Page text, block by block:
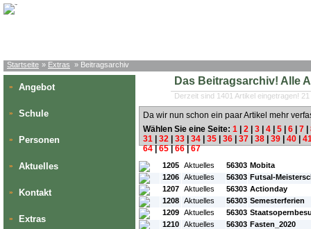
Startseite » Extras » Beitragsarchiv
» Angebot
» Schule
» Personen
» Aktuelles
» Kontakt
» Extras
Das Beitragsarchiv! Alle
Derzeit sind 1401 Artikel eingetragen!
Da wir nun schon ein paar Artikel mehr
Wählen Sie eine Seite: 1 2 3 4 5 6 7
31
32 33 34 35 36 37 38 39 40
64|65|66|67
#L: #ID: #Rubrik:
1205 Aktuelles 56303 Mobita
1206 Aktuelles 56303 Futsal-
1207 Aktuelles 56303 Actionday
1208 Aktuelles 56303 Semesterferien
1209 Aktuelles 56303
1210 Aktuelles 56303 Fasten_2020